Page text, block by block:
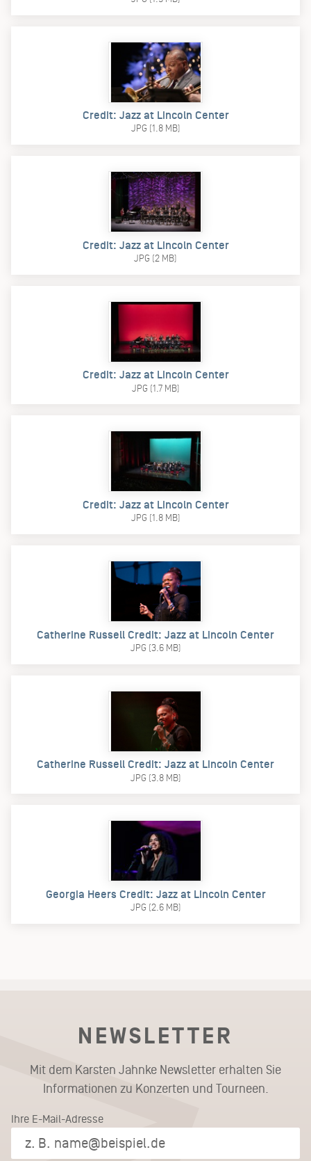
Credit: Jazz at Lincoln Center
JPG (1.8 MB)
Credit: Jazz at Lincoln Center
JPG (2 MB)
Credit: Jazz at Lincoln Center
JPG (1.7 MB)
Credit: Jazz at Lincoln Center
JPG (1.8 MB)
Catherine Russell Credit: Jazz at Lincoln Center
JPG (3.6 MB)
Catherine Russell Credit: Jazz at Lincoln Center
JPG (3.8 MB)
Georgia Heers Credit: Jazz at Lincoln Center
JPG (2.6 MB)
NEWSLETTER
Mit dem Karsten Jahnke Newsletter erhalten Sie
Informationen zu Konzerten und Tourneen.
Ihre E-Mail-Adresse